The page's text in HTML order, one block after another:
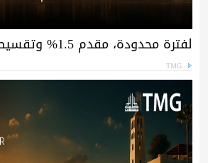
لفترة محدودة، مقدم 1.5% وتقسيط حتى 15 سنة
TMG